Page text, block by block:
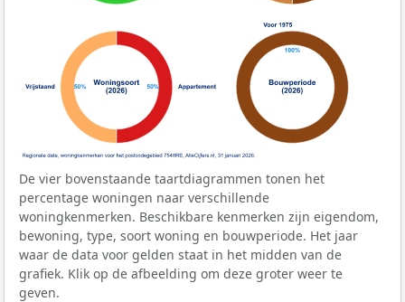
De vier bovenstaande taartdiagrammen tonen het
percentage woningen naar verschillende
woningkenmerken. Beschikbare kenmerken zijn eigendom,
bewoning, type, soort woning en bouwperiode. Het jaar
waar de data voor gelden staat in het midden van de
grafiek. Klik op de afbeelding om deze groter weer te
geven.